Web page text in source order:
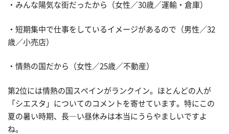
・みんな陽気な街だったから（女性／30歳／運輸・倉庫）
・短期集中で仕事をしているイメージがあるので（男性／32
歳／小売店）
・情熱の国だから（女性／25歳／不動産）
第2位には情熱の国スペインがランクイン。ほとんどの人が
「シエスタ」についてのコメントを寄せています。特にこの
夏の暑い時期、長―い昼休みは本当にうらやましいですよ
ね。